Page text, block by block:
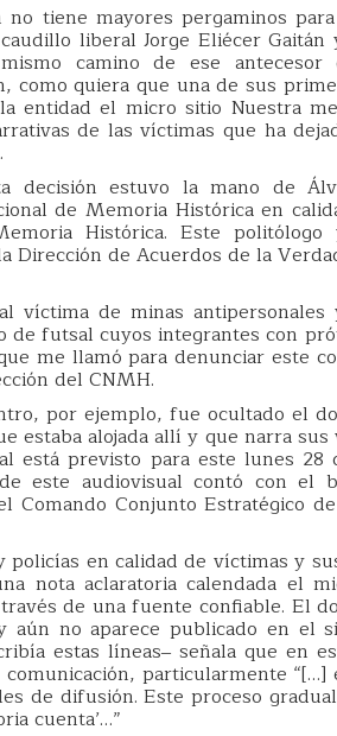
tiene mayores pergaminos
liberal Jorge Eliécer
camino de ese
como quiera que una de sus
entidad el micro sitio Nuestra
de las víctimas que ha
decisión estuvo la mano de
de Memoria Histórica en
Histórica. Este
Dirección de Acuerdos de la
víctima de minas
futsal cuyos integrantes con
me llamó para denunciar este
del CNMH.
por ejemplo, fue ocultado el
estaba alojada allí y que narra sus
está previsto para este lunes 28
este audiovisual contó con el
Comando Conjunto Estratégico
en calidad de víctimas y
nota aclaratoria calendada el
de una fuente confiable. El
no aparece publicado en el
estas líneas‒ señala que en
particularmente “[…]
de difusión. Este proceso
cuenta’…”